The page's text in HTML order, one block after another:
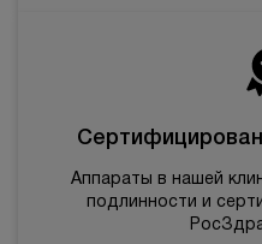
Аппараты в нашей
подлинности и